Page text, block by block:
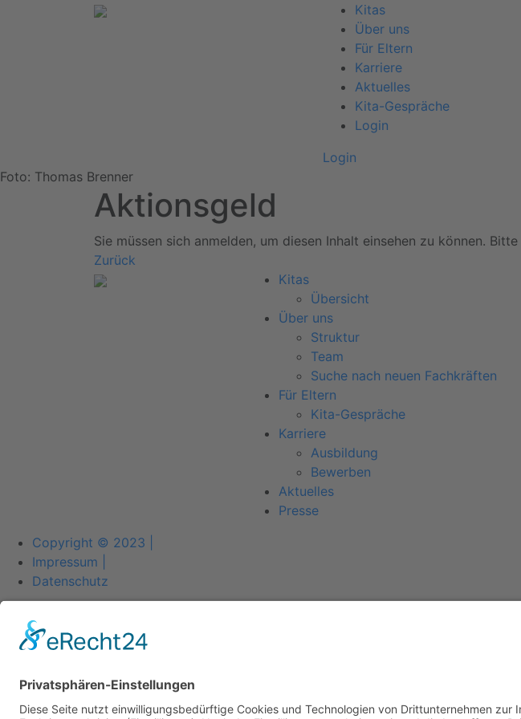
Kitas
Über uns
Für Eltern
Karriere
Aktuelles
Kita-Gespräche
Login
Login
Foto: Thomas Brenner
Aktionsgeld
Sie müssen sich anmelden, um diesen Inhalt einsehen zu können. Bitte
Zurück
Kitas
Übersicht
Über uns
Struktur
Team
Suche nach neuen Fachkräften
Für Eltern
Kita-Gespräche
Karriere
Ausbildung
Bewerben
Aktuelles
Presse
Copyright © 2023 |
Impressum |
Datenschutz